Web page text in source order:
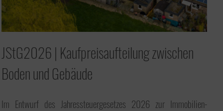
JStG2026 | Kaufpreisaufteilung zwischen
Boden und Gebäude
Im Entwurf des Jahressteuergesetzes 2026 zur Immobilien-